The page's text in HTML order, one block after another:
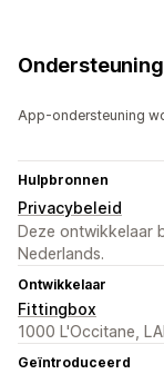
Ondersteuning
App-ondersteuning
Hulpbronnen
Privacybeleid
Deze ontwikkelaar
Nederlands.
Ontwikkelaar
Fittingbox
1000 L'Occitane,
Geïntroduceerd